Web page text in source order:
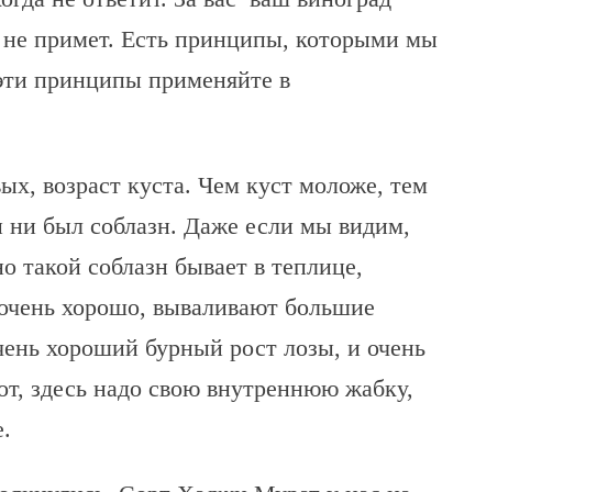
не примет. Есть принципы, которыми мы
принципы применяйте в
возраст куста. Чем куст моложе, тем
был соблазн. Даже если мы видим,
такой соблазн бывает в теплице,
хорошо, вываливают большие
хороший бурный рост лозы, и очень
здесь надо свою внутреннюю жабку,